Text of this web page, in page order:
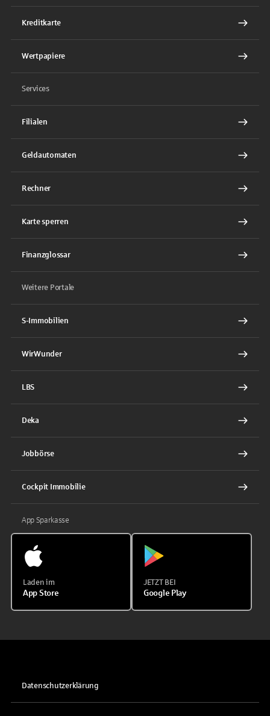
Kreditkarte
Wertpapiere
Services
Filialen
Geldautomaten
Rechner
Karte sperren
Finanzglossar
Weitere Portale
S-Immobilien
WirWunder
LBS
Deka
Jobbörse
Cockpit Immobilie
App Sparkasse
Laden im
App Store
JETZT BEI
Google Play
Datenschutzerklärung